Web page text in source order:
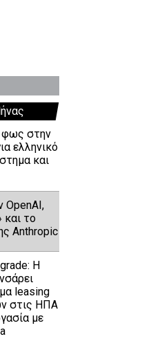
φως στην
ελληνικό
και
OpenAI,
και το
Anthropic
Η
leasing
στις ΗΠΑ
με